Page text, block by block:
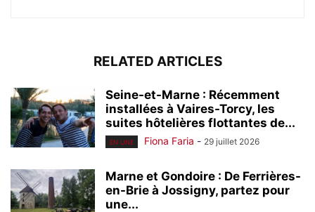
RELATED ARTICLES
Seine-et-Marne : Récemment
installées à Vaires-Torcy, les
suites hôtelières flottantes de...
EN UNE Fiona Faria - 29 juillet 2026
Marne et Gondoire : De Ferrières-
en-Brie à Jossigny, partez pour
une...